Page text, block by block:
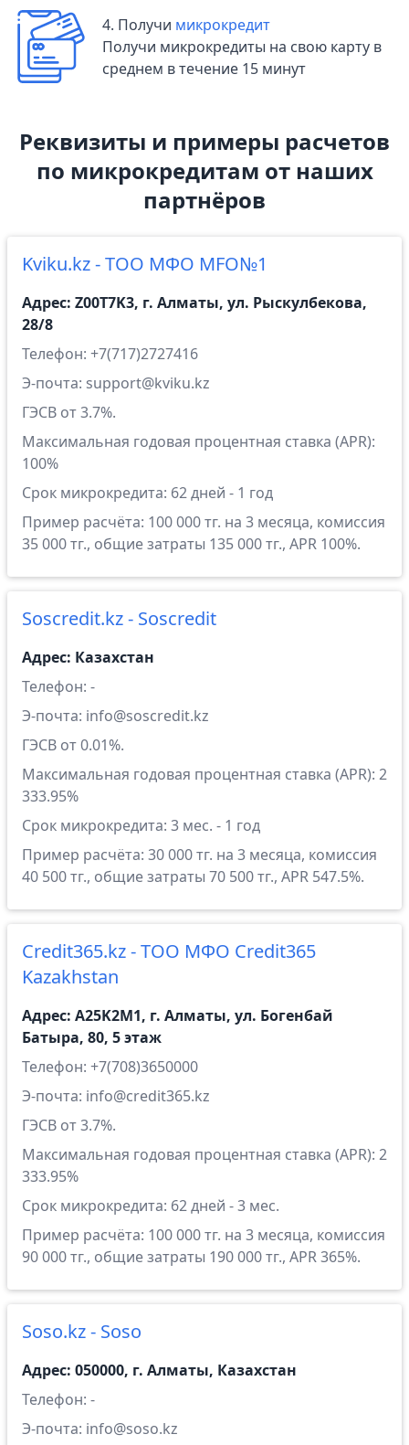
4. Получи микрокредит
Получи микрокредиты на свою карту в
среднем в течение 15 минут
Реквизиты и примеры расчетов
по микрокредитам от наших
партнёров
Kviku.kz - ТОО МФО MFO№1
Адрес: Z00T7K3, г. Алматы, ул. Рыскулбекова,
28/8
Телефон: +7(717)2727416
Э-почта: support@kviku.kz
ГЭСВ от 3.7%.
Максимальная годовая процентная ставка (APR):
100%
Срок микрокредита: 62 дней - 1 год
Пример расчёта: 100 000 тг. на 3 месяца, комиссия
35 000 тг., общие затраты 135 000 тг., APR 100%.
Soscredit.kz - Soscredit
Адрес: Казахстан
Телефон: -
Э-почта: info@soscredit.kz
ГЭСВ от 0.01%.
Максимальная годовая процентная ставка (APR): 2
333.95%
Срок микрокредита: 3 мес. - 1 год
Пример расчёта: 30 000 тг. на 3 месяца, комиссия
40 500 тг., общие затраты 70 500 тг., APR 547.5%.
Credit365.kz - ТОО МФО Credit365
Kazakhstan
Адрес: A25K2M1, г. Алматы, ул. Богенбай
Батыра, 80, 5 этаж
Телефон: +7(708)3650000
Э-почта: info@credit365.kz
ГЭСВ от 3.7%.
Максимальная годовая процентная ставка (APR): 2
333.95%
Срок микрокредита: 62 дней - 3 мес.
Пример расчёта: 100 000 тг. на 3 месяца, комиссия
90 000 тг., общие затраты 190 000 тг., APR 365%.
Soso.kz - Soso
Адрес: 050000, г. Алматы, Казахстан
Телефон: -
Э-почта: info@soso.kz